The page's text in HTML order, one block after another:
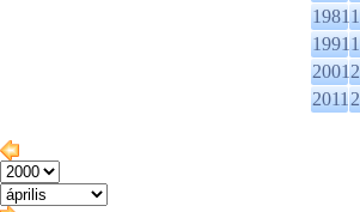
1981
1991
2001
2011